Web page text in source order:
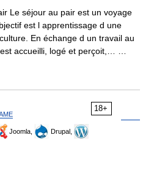
Le séjour au pair est un voyage
est l apprentissage d une
En échange d un travail au
accueilli, logé et perçoit,… …
18+
Joomla,
Drupal,